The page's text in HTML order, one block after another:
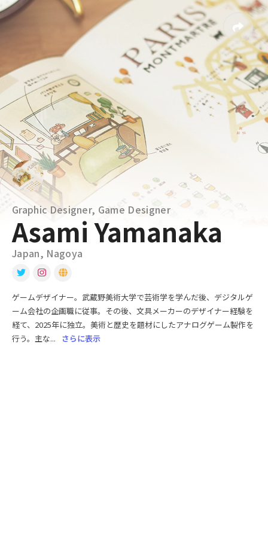
Graphic Designer, Game Designer
Asami Yamanaka
Japan, Nagoya
ゲームデザイナー。武蔵野美術大学で芸術学を学んだ後、デジタルゲ
ーム会社の企画職に従事。その後、文具メーカーのデザイナー経験を
経て、2025年に独立。美術と歴史を題材にしたアナログゲーム製作を
行う。主な...
さらに表示